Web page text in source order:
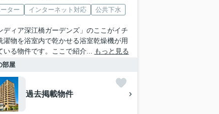
ター インターネット対応 公共下水
ディア深江橋ガーデンズ」のここがイチ
濯物を浴室内で乾かせる浴室乾燥機が用
いる物件です。ここで紹介...
もっと見る
部屋
過去掲載物件